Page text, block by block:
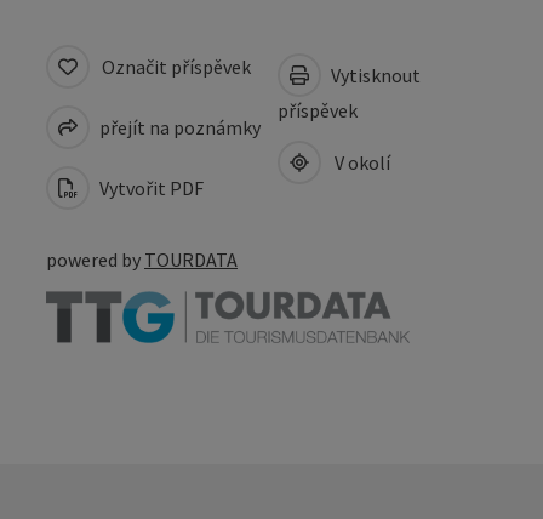
Označit příspěvek
přejít na poznámky
Vytvořit PDF
Vytisknout
příspěvek
V okolí
powered by TOURDATA